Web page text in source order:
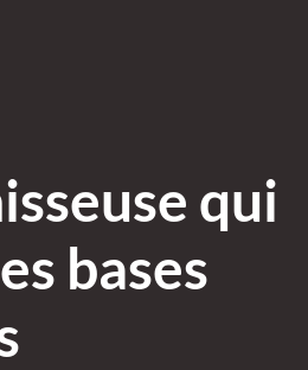
qui
bases